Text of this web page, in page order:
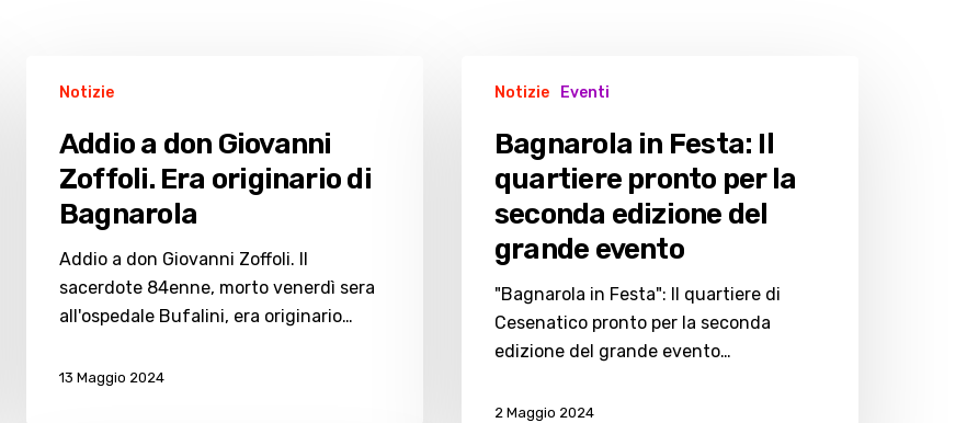
Giovanni
Zoffoli.
Bagnarola
Notizie
Addio a don Giovanni
Zoffoli. Era originario di
Bagnarola
Addio a don Giovanni Zoffoli. Il
sacerdote 84enne, morto venerdì sera
all'ospedale Bufalini, era originario…
13 Maggio 2024
quartiere
pronto
seconda
edizione
evento
Notizie Eventi
Bagnarola in Festa: Il
quartiere pronto per la
seconda edizione del
grande evento
"Bagnarola in Festa": Il quartiere di
Cesenatico pronto per la seconda
edizione del grande evento…
2 Maggio 2024